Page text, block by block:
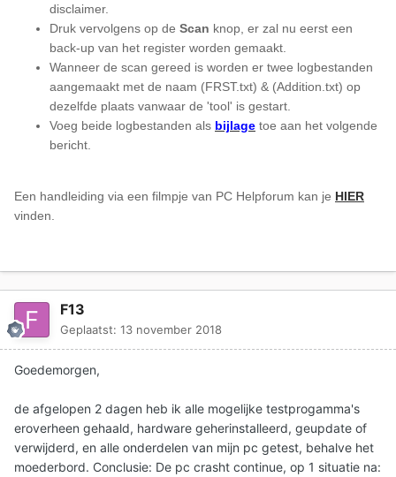
disclaimer.
Druk vervolgens op de Scan knop, er zal nu eerst een
back-up van het register worden gemaakt.
Wanneer de scan gereed is worden er twee logbestanden
aangemaakt met de naam (FRST.txt) & (Addition.txt) op
dezelfde plaats vanwaar de 'tool' is gestart.
Voeg beide logbestanden als bijlage toe aan het volgende
bericht.
Een handleiding via een filmpje van PC Helpforum kan je HIER
vinden.
F13
Geplaatst: 13 november 2018
Goedemorgen,
de afgelopen 2 dagen heb ik alle mogelijke testprogamma's
eroverheen gehaald, hardware geherinstalleerd, geupdate of
verwijderd, en alle onderdelen van mijn pc getest, behalve het
moederbord. Conclusie: De pc crasht continue, op 1 situatie na: